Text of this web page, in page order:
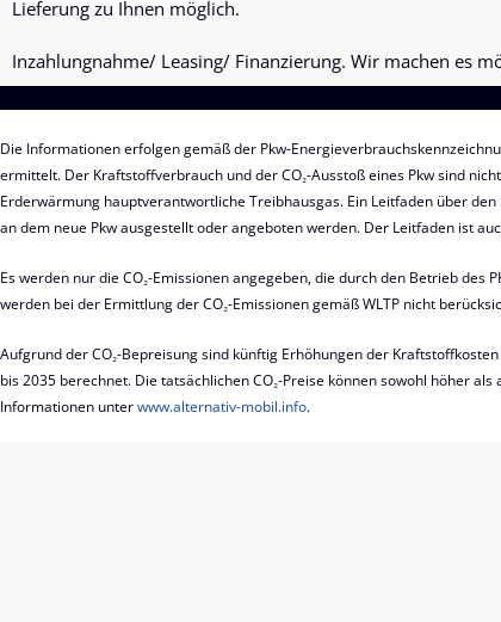
Lieferung zu Ihnen möglich.
Inzahlungnahme/ Leasing/ Finanzierung. Wir machen es
Die Informationen erfolgen gemäß der Pkw-
ermittelt. Der Kraftstoffverbrauch und der CO₂-Ausstoß eines Pkw sind
Erderwärmung hauptverantwortliche Treibhausgas. Ein Leitfaden über
an dem neue Pkw ausgestellt oder angeboten werden. Der Leitfaden ist
Es werden nur die CO₂-Emissionen angegeben, die durch den Betrieb
werden bei der Ermittlung der CO₂-Emissionen gemäß WLTP nicht
Aufgrund der CO₂-Bepreisung sind künftig Erhöhungen der
bis 2035 berechnet. Die tatsächlichen CO₂-Preise können sowohl höher
Informationen unterwww.alternativ-mobil.info.